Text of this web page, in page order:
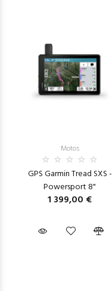
Motos
GPS Garmin Tread SXS -
Powersport 8"
1 399,00 €